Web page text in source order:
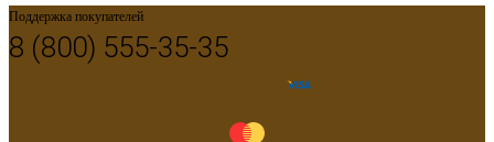
Поддержка покупателей
8 (800) 555-35-35